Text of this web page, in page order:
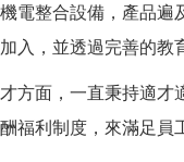
電整合設備，產品
入，並透過完善的教
方面，一直秉持適
福利制度，來滿足員